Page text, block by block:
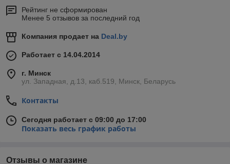
Рейтинг не сформирован
Менее 5 отзывов за последний год
Компания продает на Deal.by
Работает с 14.04.2014
г. Минск
ул. Западная, д.13, каб.519, Минск, Беларусь
Контакты
Сегодня работает с 09:00 до 17:00
Показать весь график работы
Отзывы о магазине